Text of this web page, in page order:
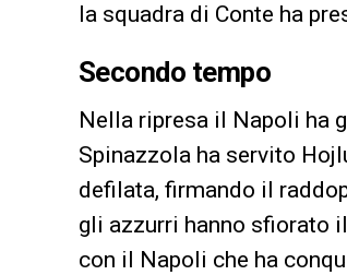
la squadra di Conte ha
Secondo tempo
Nella ripresa il Napoli ha
Spinazzola ha servito
defilata, firmando il
gli azzurri hanno sfiorato
con il Napoli che ha